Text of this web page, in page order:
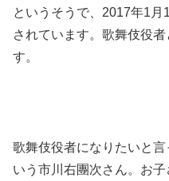
というそうで、2017年1
されています。歌舞伎役
す。
歌舞伎役者になりたいと
いう市川右團次さん。お子